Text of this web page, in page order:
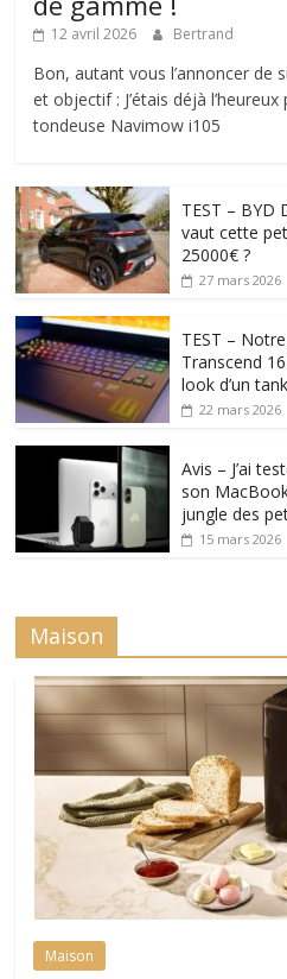
12 avril 2026 Bertrand
Bon, autant vous l’annoncer de
et objectif : J’étais déjà
tondeuse Navimow i105
TEST – BYD
vaut cette
25000€ ?
27 mars 2026
TEST –
Transcend
look d’un tank
22 mars 2026
Avis – J’ai
son
jungle des
15 mars 2026
Maison
Maison